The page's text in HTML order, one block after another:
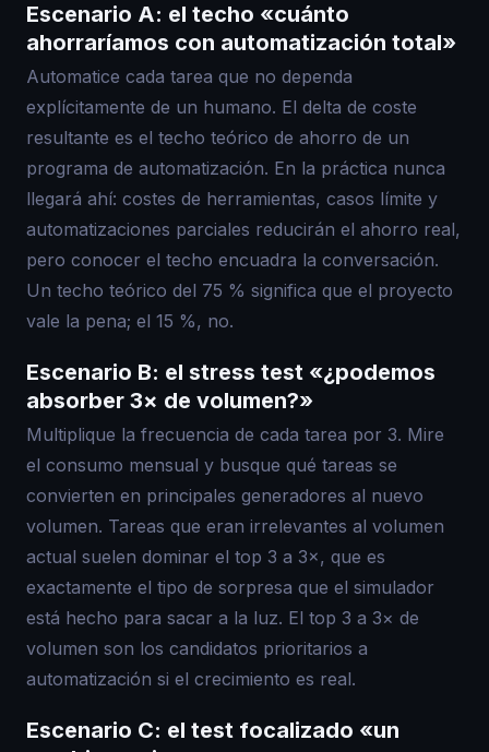
Escenario A: el techo «cuánto
ahorraríamos con automatización total»
Automatice cada tarea que no dependa
explícitamente de un humano. El delta de coste
resultante es el techo teórico de ahorro de un
programa de automatización. En la práctica nunca
llegará ahí: costes de herramientas, casos límite y
automatizaciones parciales reducirán el ahorro real,
pero conocer el techo encuadra la conversación.
Un techo teórico del 75 % significa que el proyecto
vale la pena; el 15 %, no.
Escenario B: el stress test «¿podemos
absorber 3× de volumen?»
Multiplique la frecuencia de cada tarea por 3. Mire
el consumo mensual y busque qué tareas se
convierten en principales generadores al nuevo
volumen. Tareas que eran irrelevantes al volumen
actual suelen dominar el top 3 a 3×, que es
exactamente el tipo de sorpresa que el simulador
está hecho para sacar a la luz. El top 3 a 3× de
volumen son los candidatos prioritarios a
automatización si el crecimiento es real.
Escenario C: el test focalizado «un